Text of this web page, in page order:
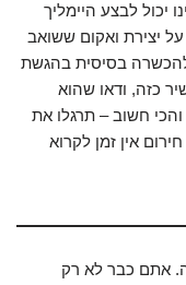
יכול לבצע היימליך
יצירת ואקום ששואב
בסיסית בהגשת
כזה, ודאו שהוא
והכי חשוב – תרגלו את
אין זמן לקרוא
אתם כבר לא רק